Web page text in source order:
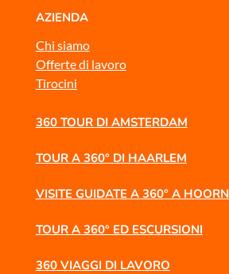
AZIENDA
Chi siamo
Offerte di lavoro
Tirocini
360 TOUR DI AMSTERDAM
TOUR A 360° DI HAARLEM
VISITE GUIDATE A 360° A HOORN
TOUR A 360° ED ESCURSIONI
360 VIAGGI DI LAVORO